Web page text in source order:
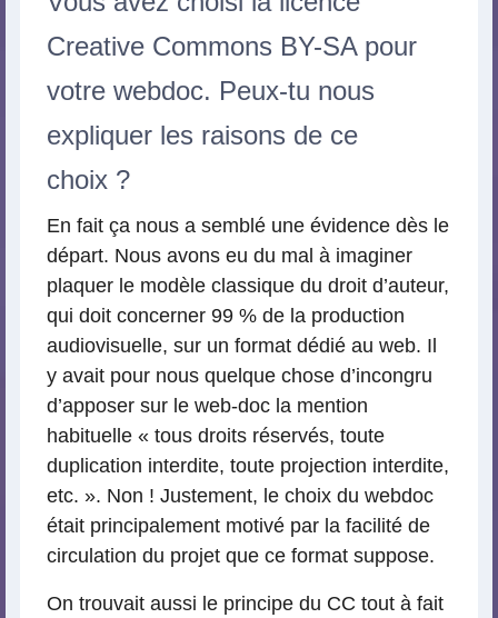
Creative Commons BY-SA pour
votre webdoc. Peux-tu nous
expliquer les raisons de ce
choix ?
En fait ça nous a semblé une évidence dès le
départ. Nous avons eu du mal à imaginer
plaquer le modèle classique du droit d’auteur,
qui doit concerner 99 % de la production
audiovisuelle, sur un format dédié au web. Il
y avait pour nous quelque chose d’incongru
d’apposer sur le web-doc la mention
habituelle « tous droits réservés, toute
duplication interdite, toute projection interdite,
etc. ». Non ! Justement, le choix du webdoc
était principalement motivé par la facilité de
circulation du projet que ce format suppose.
On trouvait aussi le principe du CC tout à fait